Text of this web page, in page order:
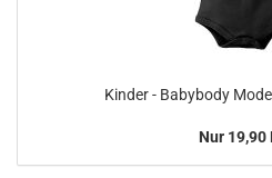
Kinder - Babybody
Nur 19,90